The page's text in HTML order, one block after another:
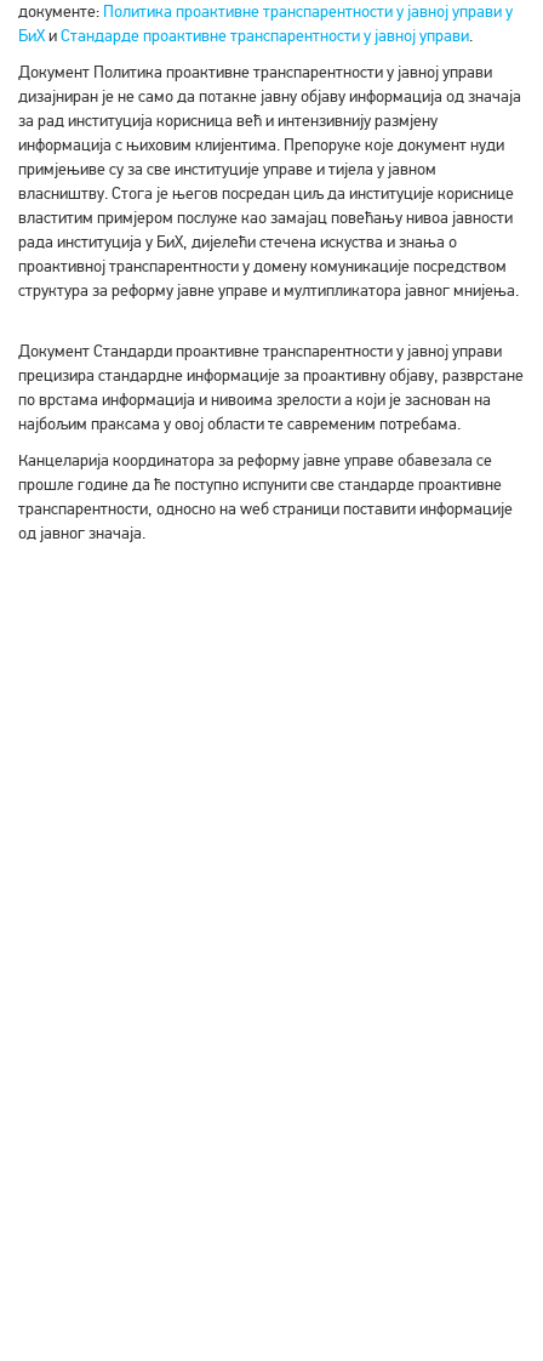
документе: Политика проактивне транспарентности у јавној управи у
БиХиСтандарде проактивне транспарентности у јавној управи.
Документ Политика проактивне транспарентности у јавној управи
дизајниран је не само да потакне јавну објаву информација од значаја
за рад институција корисница већ и интензивнију размјену
информација с њиховим клијентима. Препоруке које документ нуди
примјењиве су за све институције управе и тијела у јавном
власништву. Стога је његов посредан циљ да институције кориснице
властитим примјером послуже као замајац повећању нивоа јавности
рада институција у БиХ, дијелећи стечена искуства и знања о
проактивној транспарентности у домену комуникације посредством
структура за реформу јавне управе и мултипликатора јавног мнијења.
Документ Стандарди проактивне транспарентности у јавној управи
прецизира стандардне информације за проактивну објаву, разврстане
по врстама информација и нивоима зрелости а који је заснован на
најбољим праксама у овој области те савременим потребама.
Канцеларија координатора за реформу јавне управе обавезала се
прошле године да ће поступно испунити све стандарде проактивне
транспарентности, односно на wеб страници поставити информације
од јавног значаја.